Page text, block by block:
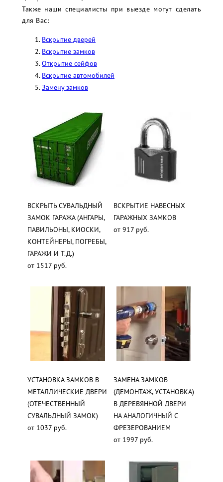
Также наши специалисты при выезде могут сделать
для Вас:
Вскрытие дверей
Вскрытие замков
Открытие сейфов
Вскрытие автомобилей
Замену замков
ВСКРЫТЬ СУВАЛЬДНЫЙ
ЗАМОК ГАРАЖА (АНГАРЫ,
ПАВИЛЬОНЫ, КИОСКИ,
КОНТЕЙНЕРЫ, ПОГРЕБЫ,
ГАРАЖИ И Т.Д.)
от 1517 руб.
ВСКРЫТИЕ НАВЕСНЫХ
ГАРАЖНЫХ ЗАМКОВ
от 917 руб.
УСТАНОВКА ЗАМКОВ В
МЕТАЛЛИЧЕСКИЕ ДВЕРИ
(ОТЕЧЕСТВЕННЫЙ
СУВАЛЬДНЫЙ ЗАМОК)
от 1037 руб.
ЗАМЕНА ЗАМКОВ
(ДЕМОНТАЖ, УСТАНОВКА)
В ДЕРЕВЯННОЙ ДВЕРИ
НА АНАЛОГИЧНЫЙ С
ФРЕЗЕРОВАНИЕМ
от 1997 руб.